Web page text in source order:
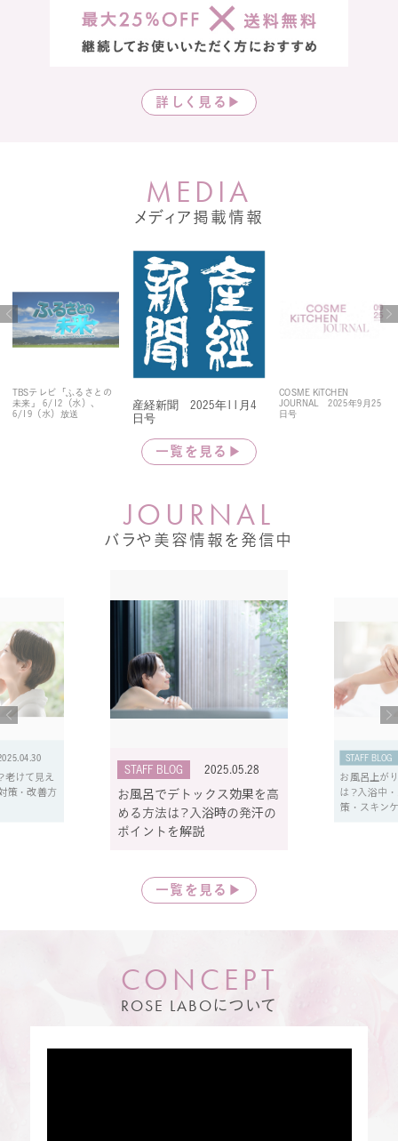
詳しく見る▶
M E D IA
メディア掲載情報
TBSテレビ「ふるさとの
未来」 6/12（水）、
6/19（水）放送
産経新聞 2025年11月4
日号
COSME KiTCHEN
JOURNAL 2025年9月25
日号
一覧を見る▶
JO U R NAL
バラや美容情報を発信中
老けて見え
策・改善方
STAFF BLOG 2025.05.28
お風呂でデトックス効果を高
める方法は？入浴時の発汗の
ポイントを解説
STAFF BLOG
お風呂上が
は？入浴中
策・スキン
一覧を見る▶
CO N C E PT
ROSE LABO について